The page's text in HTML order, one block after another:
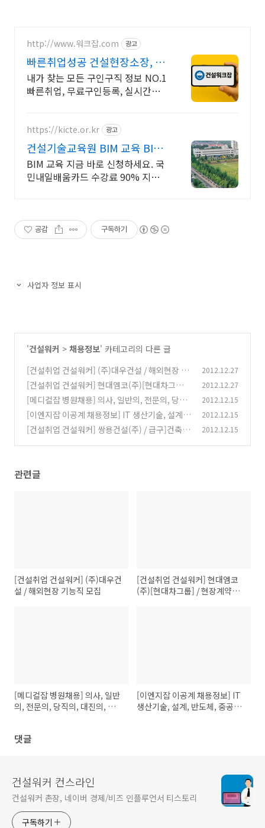
http://www.워크잡.com 광고
빠른취업성공 건설현장소장, 경
비원, 건축인부, 노가다
내가 찾는 모든 구인구직 정보 NO.1
빠른취업, 무료구인등록, 실시간채
https://kicte.or.kr 광고
건설기술교육원 BIM 교육 BIM
교육신청
BIM 교육 지금 바로 신청하세요. 국
민내일배움카드 수강료 90% 지원
공감 구독하기
사업자 정보 표시
'건설워커 > 채용정보' 카테고리의 다른 글
[건설취업 건설워커] (주)대우건설 / 해외현장 기
능직 모집 (0)
2012.12.27
[건설취업 건설워커] 현대엠코(주)[현대차그룹] /
현장계약직 - 기능직(경력)채용 _ 전주
(0)
2012.12.27
[메디컬잡 병원채용] 의사, 일반의, 전문의, 당직
의, 대진의, 약사, 간호사, 간호조무사(12/15)
(0)
2012.12.15
[이엔지잡 이공계 채용정보] IT 생산기술, 설계,
반도체, 중공업, 연구개발, 취업정보(12/15)
(0)
2012.12.15
[건설취업 건설워커] 쌍용건설(주) / 급구]건축현
2012.12.15
관련글
[건설취업 건설워커] (주)대우건
설 / 해외현장 기능직 모집
[건설취업 건설워커] 현대엠코
(주)[현대차그룹] / 현장계약직 -
[메디컬잡 병원채용] 의사, 일반
의, 전문의, 당직의, 대진의, 약
[이엔지잡 이공계 채용정보] IT
생산기술, 설계, 반도체, 중공업,
댓글
건설워커 컨스라인
건설워커 촌장, 네이버 경제/비즈 인플루언서 티스토리
구독하기